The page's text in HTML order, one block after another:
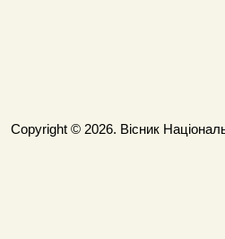
Copyright © 2026. Вісник